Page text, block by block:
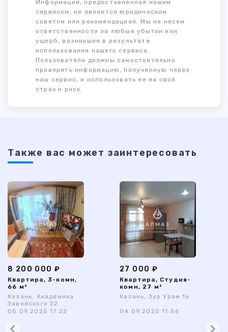
Информация, предоставленная нашим
сервисом, не является юридическим
советом или рекомендацией. Мы не несем
ответственности за любые убытки или
ущерб, возникшие в результате
использования нашего сервиса.
Пользователи должны самостоятельно
проверять информацию, полученную через
наш сервис, и использовать ее на свой
страх и риск.
Также ваc может заинтересовать
8 200 000 ₽
Квартира, 3-комн,
66 м²
Казань, Академика
Завойского 22
05.09.2025 17:22
27 000 ₽
Квартира, Студия-
комн, 27 м²
Казань, Зур Урам 1к
04.09.2025 11:56